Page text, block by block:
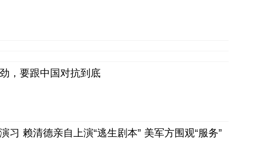
，要跟中国对抗到底
习 赖清德亲自上演“逃生剧本” 美军方围观“服务”